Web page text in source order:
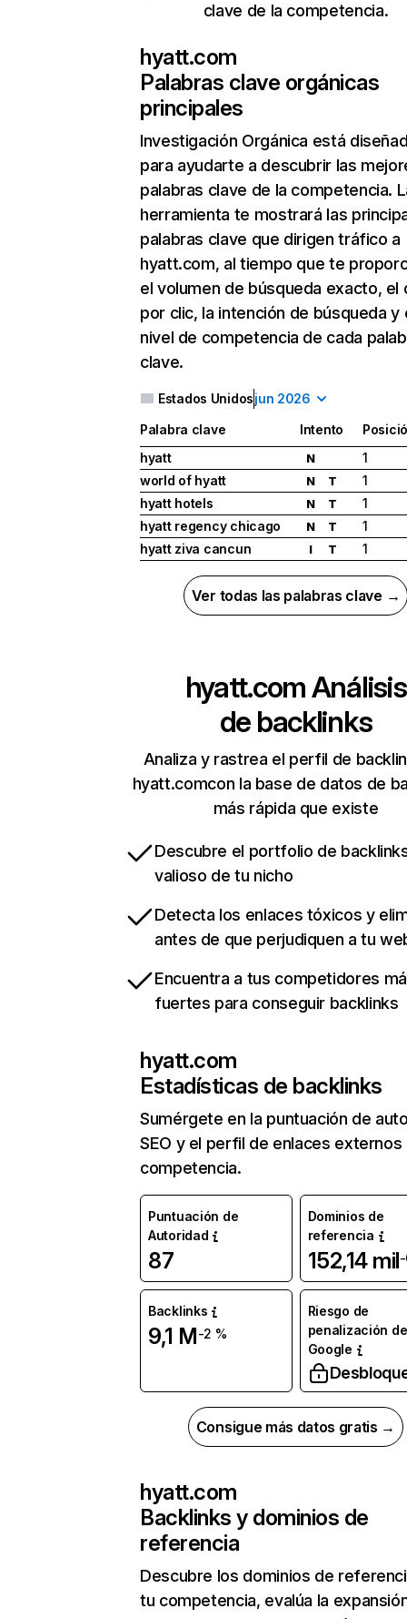
clave de la competencia.
hyatt.com
Palabras clave orgánicas
principales
Investigación Orgánica está
para ayudarte a descubrir las
palabras clave de la competencia.
herramienta te mostrará las
palabras clave que dirigen tráfico a
hyatt.com, al tiempo que te
el volumen de búsqueda exacto, el
por clic, la intención de búsqueda y
nivel de competencia de cada
clave.
Estados Unidosjun 2026
Palabra clave Intento
hyatt
N
1
world of hyatt
N T
1
hyatt hotels
N T
1
hyatt regency chicago
N T
1
hyatt ziva cancun
I T 1
Ver todas las palabras clave →
hyatt.comAnálisis
de backlinks
Analiza y rastrea el perfil de
hyatt.comcon la base de datos de
más rápida que existe
Descubre el portfolio de
valioso de tu nicho
Detecta los enlaces tóxicos y
antes de que perjudiquen a tu
Encuentra a tus competidores
fuertes para conseguir backlinks
hyatt.com
Estadísticas de backlinks
Sumérgete en la puntuación de
SEO y el perfil de enlaces externos
competencia.
Puntuación de
Autoridad
87
Dominios de
referencia
152,14 mil
Backlinks
9,1 M-2 %
Riesgo de
penalización de
Google
Consigue más datos gratis →
hyatt.com
Backlinks y dominios de
referencia
Descubre los dominios de
tu competencia, evalúa la